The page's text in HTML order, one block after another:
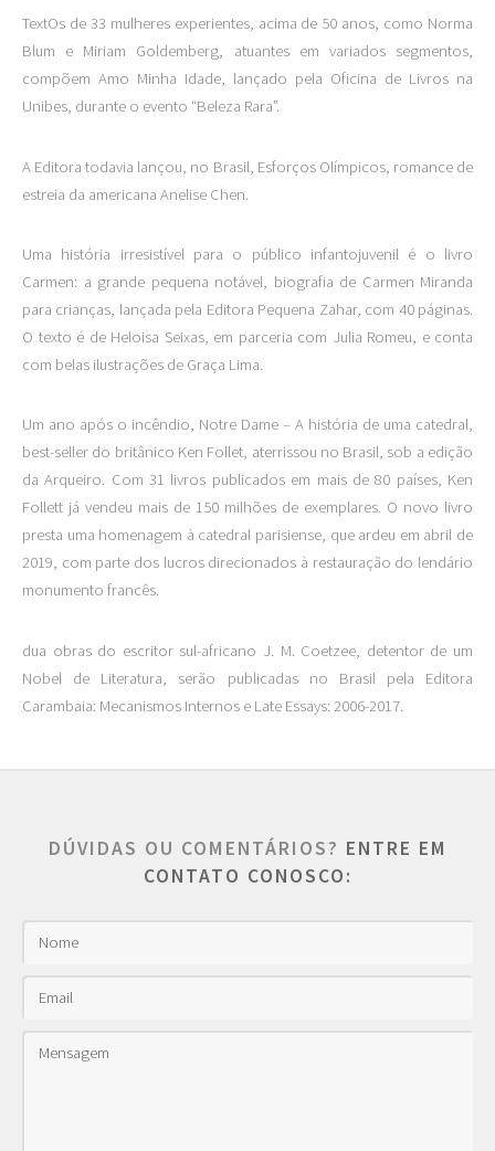
TextOs de 33 mulheres experientes, acima de 50 anos, como Norma
Blum e Miriam Goldemberg, atuantes em variados segmentos,
compõem Amo Minha Idade, lançado pela Oficina de Livros na
Unibes, durante o evento “Beleza Rara”.
A Editora todavia lançou, no Brasil, Esforços Olímpicos, romance de
estreia da americana Anelise Chen.
Uma história irresistível para o público infantojuvenil é o livro
Carmen: a grande pequena notável, biografia de Carmen Miranda
para crianças, lançada pela Editora Pequena Zahar, com 40 páginas.
O texto é de Heloisa Seixas, em parceria com Julia Romeu, e conta
com belas ilustrações de Graça Lima.
Um ano após o incêndio, Notre Dame – A história de uma catedral,
best-seller do britânico Ken Follet, aterrissou no Brasil, sob a edição
da Arqueiro. Com 31 livros publicados em mais de 80 países, Ken
Follett já vendeu mais de 150 milhões de exemplares. O novo livro
presta uma homenagem à catedral parisiense, que ardeu em abril de
2019, com parte dos lucros direcionados à restauração do lendário
monumento francês.
dua obras do escritor sul-africano J. M. Coetzee, detentor de um
Nobel de Literatura, serão publicadas no Brasil pela Editora
Carambaia: Mecanismos Internos e Late Essays: 2006-2017.
DÚVIDAS OU COMENTÁRIOS? ENTRE EM
CONTATO CONOSCO: